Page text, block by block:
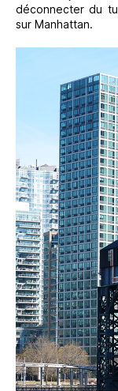
déconnecter du
sur Manhattan.